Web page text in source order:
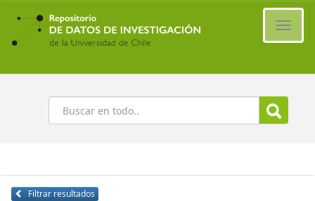
Ir
contenido
principal
Buscar
Filtrar resultados